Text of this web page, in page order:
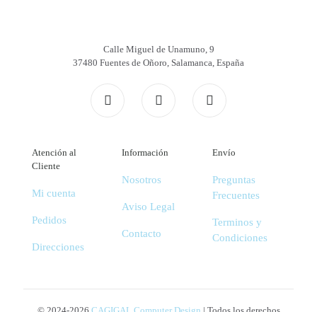
Calle Miguel de Unamuno, 9
37480 Fuentes de Oñoro, Salamanca, España
Atención al
Cliente
Mi cuenta
Pedidos
Direcciones
Información
Nosotros
Aviso Legal
Contacto
Envío
Preguntas
Frecuentes
Terminos y
Condiciones